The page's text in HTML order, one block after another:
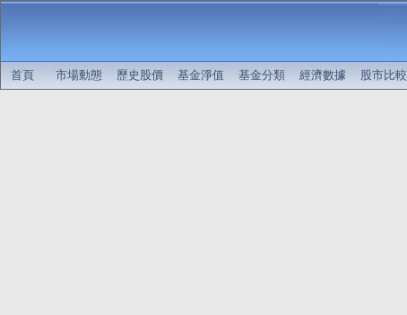
首頁 市場動態 歷史股價 基金淨值 基金分類 經濟數據 股市比較